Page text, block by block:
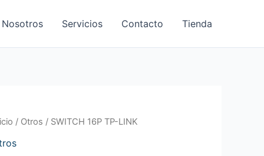
Nosotros Servicios Contacto Tienda
/ Otros / SWITCH 16P TP-LINK